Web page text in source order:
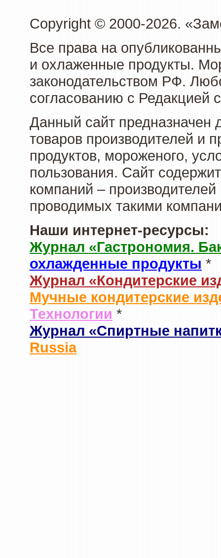
Copyright © 2000-2026.
Все права на
и охлаженные продукты.
законодательством РФ.
согласованию с Редакцией
Данный сайт предназначен
товаров производителей и
продуктов, мороженого,
пользования. Сайт
компаний –
проводимых такими
Наши интернет-ресурсы:
Журнал «Гастрономия.
охлажденные продукты *
Журнал «Кондитерские
Мучные кондитерские
Технологии *
Журнал «Спиртные
Russia